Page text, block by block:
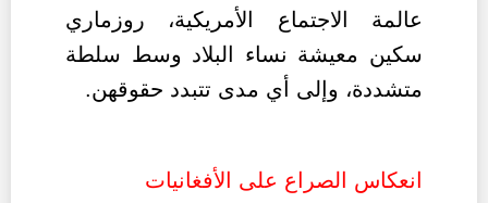
عالمة الاجتماع الأمريكية، روزماري
سكين معيشة نساء البلاد وسط سلطة
متشددة، وإلى أي مدى تتبدد حقوقهن.
انعكاس الصراع على الأفغانيات